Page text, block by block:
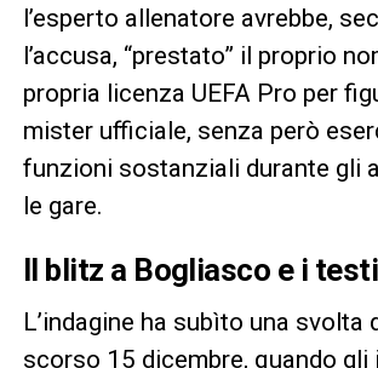
l’esperto allenatore avrebbe,
l’accusa, “prestato” il proprio
propria licenza UEFA Pro per
mister ufficiale, senza però
funzioni sostanziali durante gli
le gare.
Il blitz a Bogliasco e i
L’indagine ha subìto una svolta
scorso 15 dicembre, quando gli